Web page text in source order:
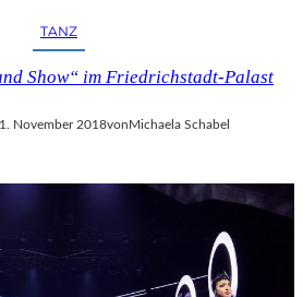
TANZ
Show“ im Friedrichstadt-Palast
November 2018von Michaela Schabel